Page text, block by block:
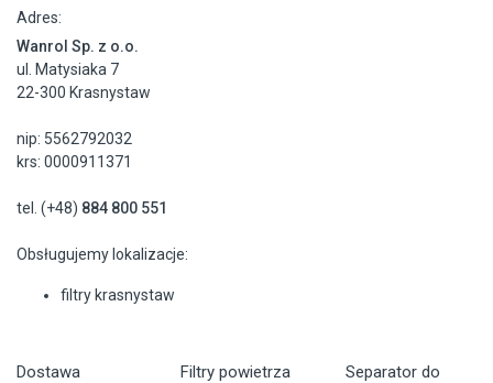
Adres:
Wanrol Sp. z o.o.
ul. Matysiaka 7
22-300 Krasnystaw
nip: 5562792032
krs: 0000911371
tel. (+48) 884 800 551
Obsługujemy lokalizacje:
filtry krasnystaw
Dostawa Filtry powietrza
Separator do